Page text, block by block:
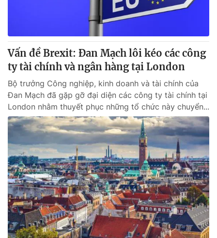
Vấn đề Brexit: Đan Mạch lôi kéo các công
ty tài chính và ngân hàng tại London
Bộ trưởng Công nghiệp, kinh doanh và tài chính của
Đan Mạch đã gặp gỡ đại diện các công ty tài chính tại
London nhằm thuyết phục những tổ chức này chuyển...